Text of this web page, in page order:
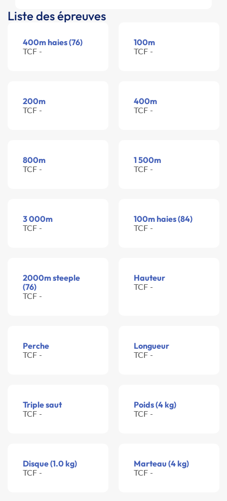
Liste des épreuves
400m haies (76)
TCF -
100m
TCF -
200m
TCF -
400m
TCF -
800m
TCF -
1 500m
TCF -
3 000m
TCF -
100m haies (84)
TCF -
2000m steeple
(76)
TCF -
Hauteur
TCF -
Perche
TCF -
Longueur
TCF -
Triple saut
TCF -
Poids (4 kg)
TCF -
Disque (1.0 kg)
TCF -
Marteau (4 kg)
TCF -